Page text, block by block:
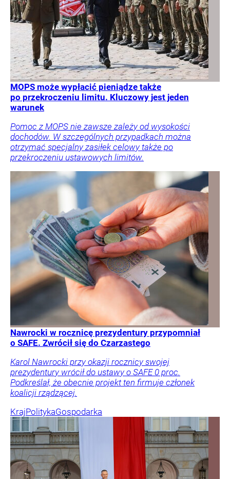
MOPS może wypłacić pieniądze także
po przekroczeniu limitu. Kluczowy jest jeden
warunek
Pomoc z MOPS nie zawsze zależy od wysokości
dochodów. W szczególnych przypadkach można
otrzymać specjalny zasiłek celowy także po
przekroczeniu ustawowych limitów.
Nawrocki w rocznicę prezydentury przypomniał
o SAFE. Zwrócił się do Czarzastego
Karol Nawrocki przy okazji rocznicy swojej
prezydentury wrócił do ustawy o SAFE 0 proc.
Podkreślał, że obecnie projekt ten firmuje członek
koalicji rządzącej.
KrajPolitykaGospodarka